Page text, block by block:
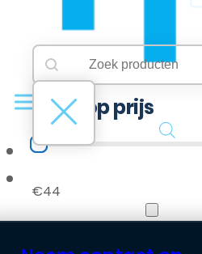
B2B Portaal
Searchbar
Search content
Filter op prijs
Filter op prijs
€44